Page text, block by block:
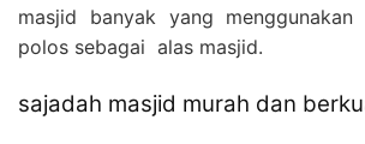
masjid banyak yang menggunakan
polos sebagai alas masjid.
sajadah masjid murah dan